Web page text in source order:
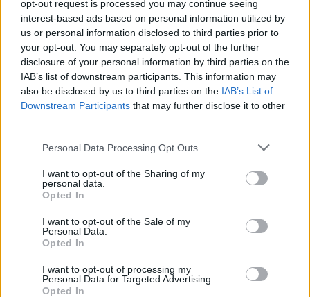
opt-out request is processed you may continue seeing
interest-based ads based on personal information utilized by
us or personal information disclosed to third parties prior to
your opt-out. You may separately opt-out of the further
disclosure of your personal information by third parties on the
IAB’s list of downstream participants. This information may
also be disclosed by us to third parties on the IAB’s List of
Downstream Participants that may further disclose it to other
Personal Data Processing Opt Outs
I want to opt-out of the Sharing of my
personal data.
Opted In
I want to opt-out of the Sale of my
Personal Data.
Opted In
I want to opt-out of processing my
Personal Data for Targeted Advertising.
Opted In
Η επαγγελματική του πορεία στον χώρο της μόδας ξεκίνησε σε
την αρχή, υιοθέτησε τη φιλοσοφία ότι κάθε ένδυμα είναι ένα
μοναδικό έργο τέχνης. Στα 17 του, παρουσίασε την πρώτη του
επίδειξη μόδας, και στα 23 ίδρυσε την πρώτη του εταιρεία μαζικής
παραγωγής, εστιάζοντας στην εκλεπτυσμένη αισθητική και την
υψηλή ποιότητα.
Με τον καιρό, επεκτάθηκε στη σχεδίαση βραδινών και luxury fashion
sport ενδυμάτων, καθώς και αξεσουάρ, δερμάτινα, γούνες, τσάντες
και υποδήματα. Η αφοσίωσή του στην καινοτομία αποτυπώνεται